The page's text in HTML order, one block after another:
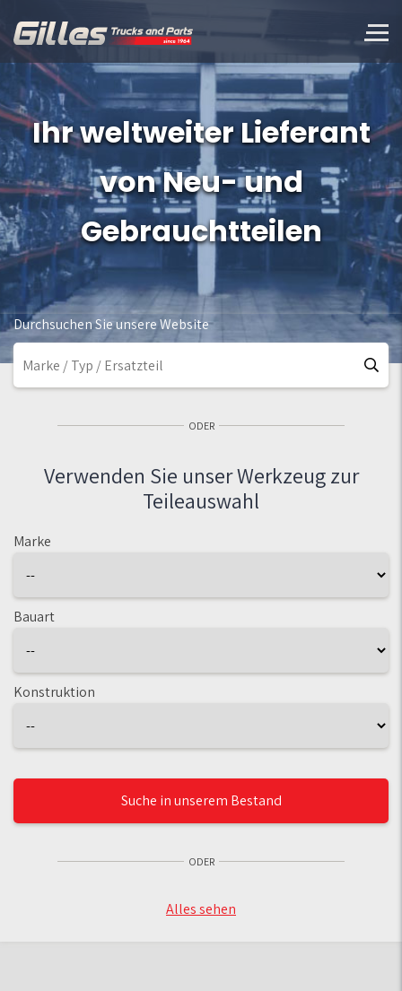
Ihr weltweiter Lieferant
von Neu- und
Gebrauchtteilen
Durchsuchen Sie unsere Website
ODER
Verwenden Sie unser Werkzeug zur
Teileauswahl
Marke
Bauart
Konstruktion
Suche in unserem Bestand
ODER
Alles sehen